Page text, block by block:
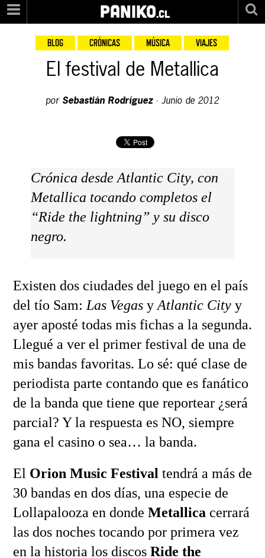
PANIKO.cl
BLOG CRÓNICAS MÚSICA VIAJES
El festival de Metallica
por Sebastián Rodríguez·Junio de 2012
Crónica desde Atlantic City, con
Metallica tocando completos el
“Ride the lightning” y su disco
negro.
Existen dos ciudades del juego en el país
del tío Sam: Las Vegasy Atlantic Cityy
ayer aposté todas mis fichas a la segunda.
Llegué a ver el primer festival de una de
mis bandas favoritas. Lo sé: qué clase de
periodista parte contando que es fanático
de la banda que tiene que reportear ¿será
parcial? Y la respuesta es NO, siempre
gana el casino o sea… la banda.
El Orion Music Festival tendrá a más de
30 bandas en dos días, una especie de
Lollapalooza en donde Metallica cerrará
las dos noches tocando por primera vez
en la historia los discos Ride the